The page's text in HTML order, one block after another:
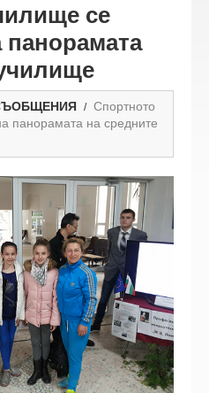
се
панорамата
Спортното
панорамата на средните